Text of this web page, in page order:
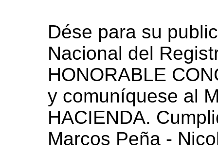
Dése para su
Nacional del
HONORABLE
y comuníquese al
HACIENDA.
Marcos Peña -